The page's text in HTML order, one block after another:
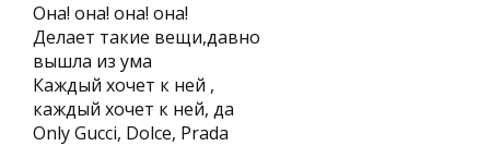
Она! она! она! она!
Делает такие вещи,давно
вышла из ума
Каждый хочет к ней ,
каждый хочет к ней, да
Only Gucci, Dolce, Prada